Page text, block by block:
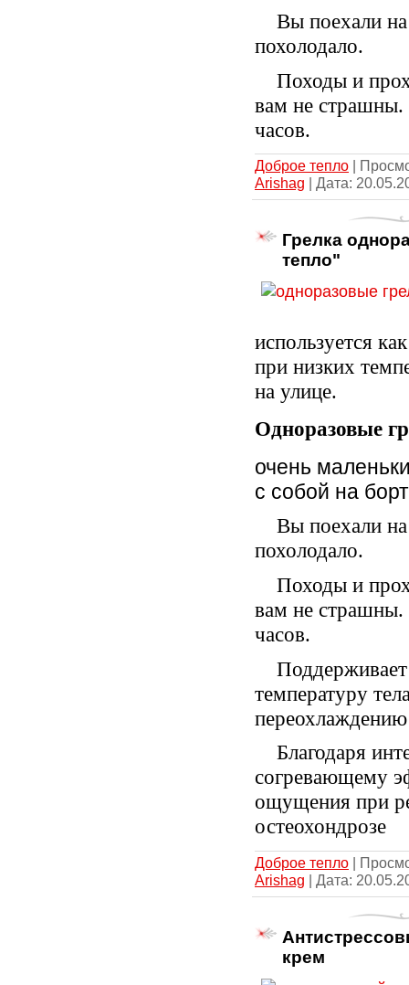
Вы поехали
похолодало.
Походы и
вам не страшны.
часов.
Доброе тепло |
Arishag | Дата:
Грелка
тепло"
используется
при низких
на улице.
Одноразовые
очень
с собой на
Вы поехали
похолодало.
Походы и
вам не страшны.
часов.
температуру
Благодаря
согревающему
ощущения при
остеохондрозе
Доброе тепло |
Arishag | Дата:
крем